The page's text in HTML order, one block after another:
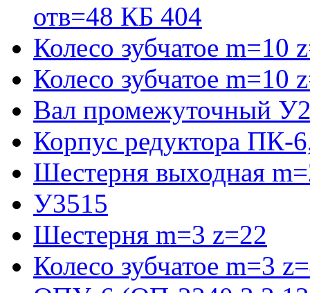
отв=48 КБ 404
Колесо зубчатое
Колесо зубчатое
Вал промежуточный
Корпус редуктора ПК-
Шестерня выходная
У3515
Шестерня m=3 z=22
Колесо зубчатое m=3